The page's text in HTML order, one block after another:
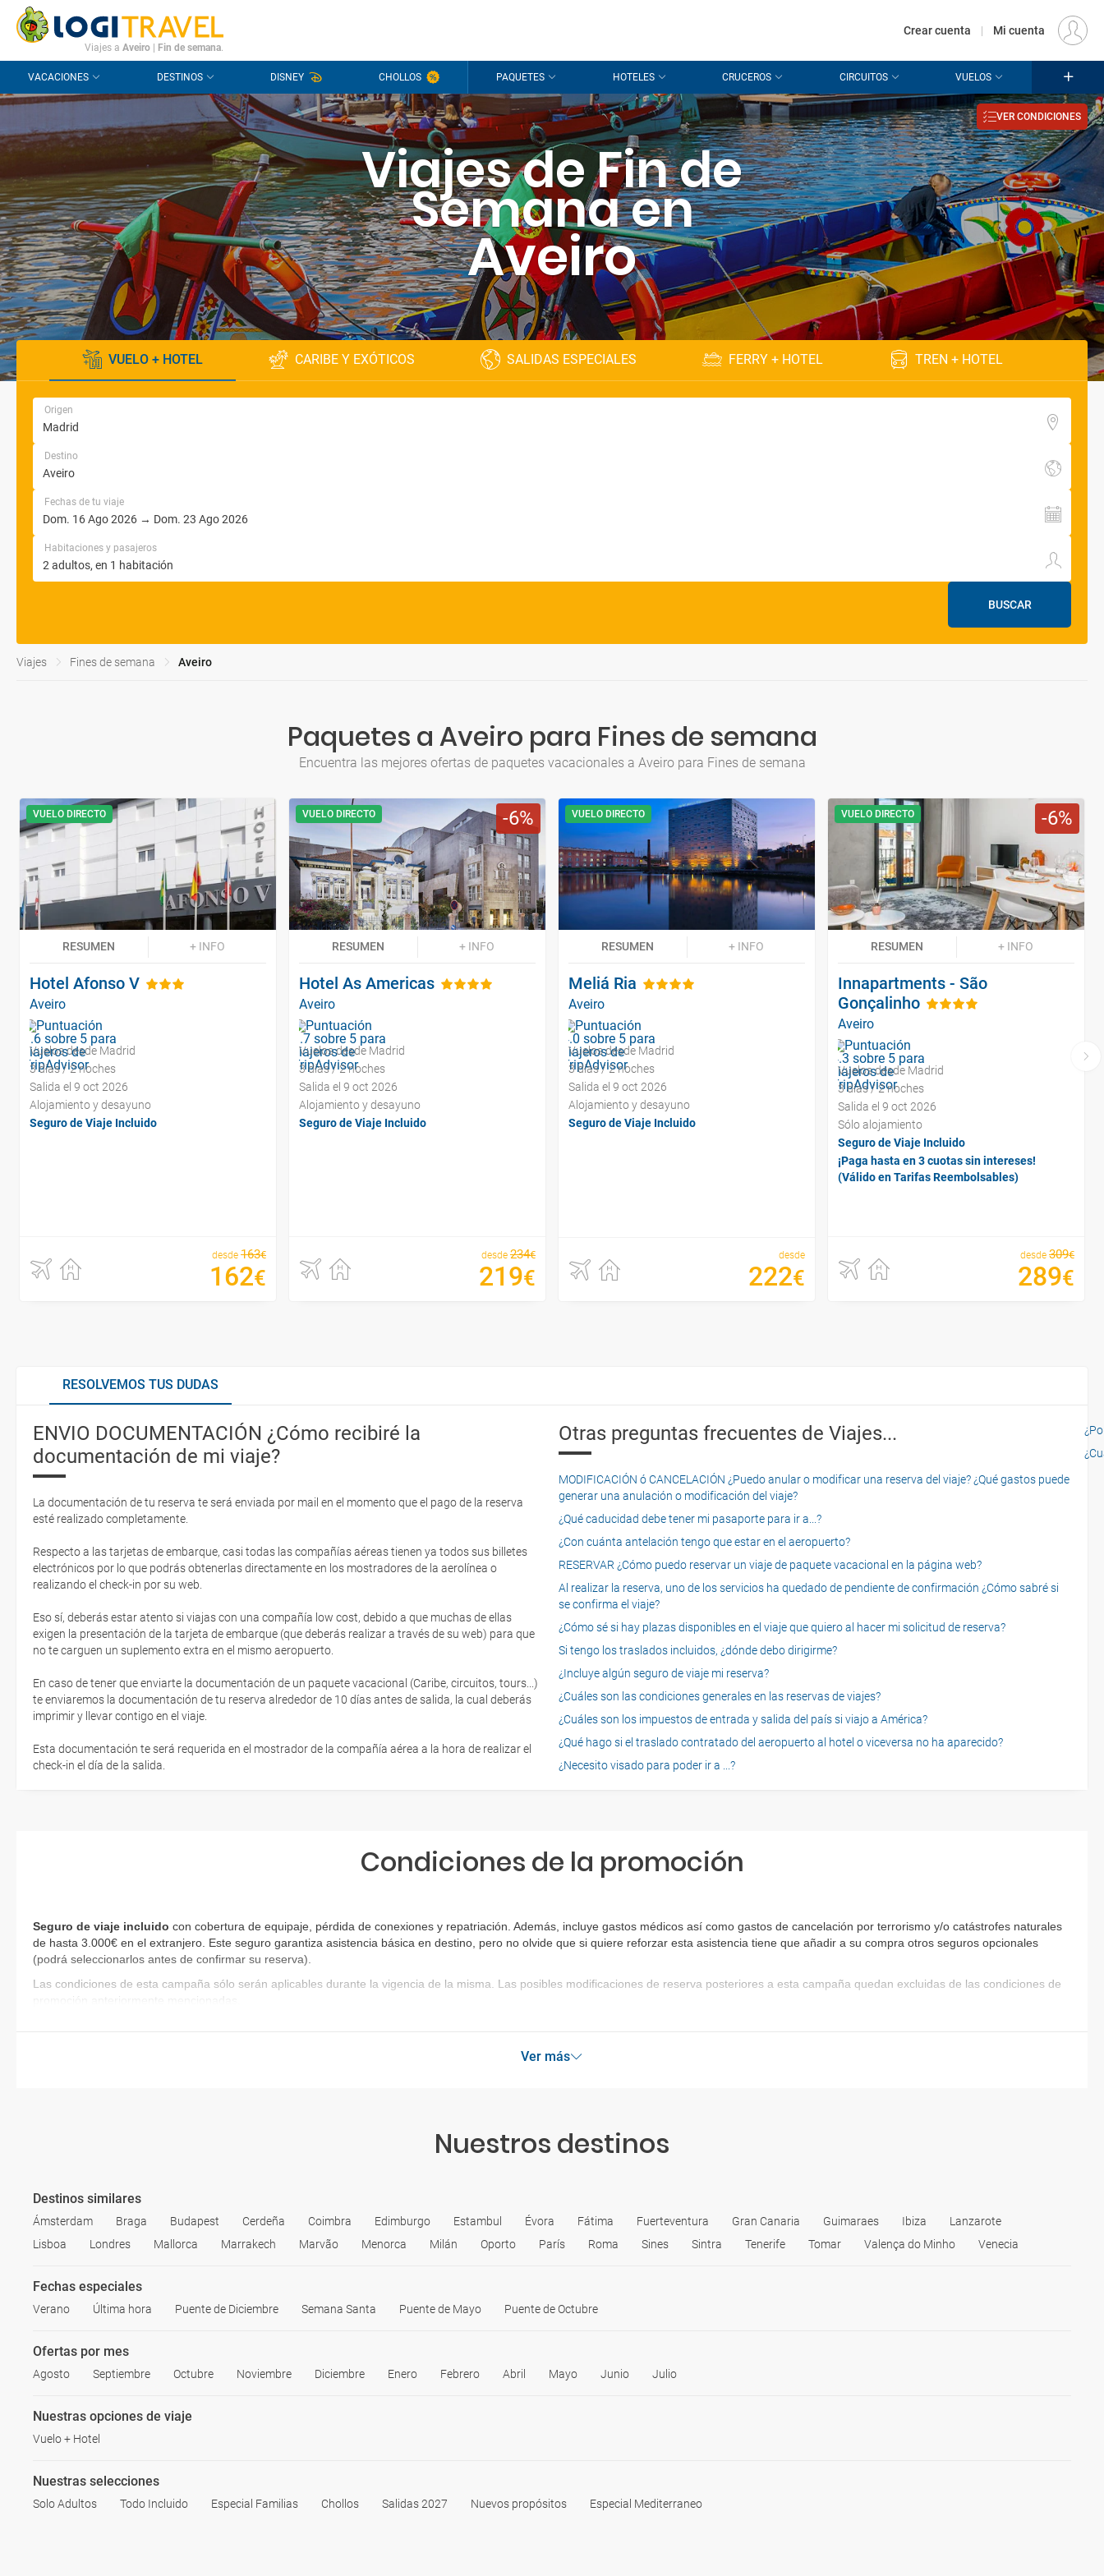
CONTACTO PREGUNTAS FRECUENTES EUR
Viajes a Aveiro| Fin de semana.
Crear cuenta | Mi cuenta
VACACIONES DESTINOS DISNEY CHOLLOS PAQUETES HOTELES CRUCEROS CIRCUITOS VUELOS
Viajes de Fin de
Semana en
Aveiro
VER CONDICIONES
VUELO + HOTEL CARIBE Y EXÓTICOS SALIDAS ESPECIALES FERRY + HOTEL TREN + HOTEL
Origen
Destino
Fechas de tu viaje
Habitaciones y pasajeros
BUSCAR
Viajes Fines de semana Aveiro
Paquetes a Aveiro para Fines de semana
Encuentra las mejores ofertas de paquetes vacacionales a Aveiro para Fines de semana
VUELO DIRECTO
RESUMEN + INFO
Hotel Afonso V
Aveiro
Vuelos desde Madrid
3 días / 2 noches
Salida el 9 oct 2026
Alojamiento y desayuno
Seguro de Viaje Incluido
desde 163€
162€
6
VUELO DIRECTO
RESUMEN + INFO
Hotel As Americas
Aveiro
Vuelos desde Madrid
3 días / 2 noches
Salida el 9 oct 2026
Alojamiento y desayuno
Seguro de Viaje Incluido
desde 234€
219€
VUELO DIRECTO
RESUMEN + INFO
Meliá Ria
Aveiro
Vuelos desde Madrid
3 días / 2 noches
Salida el 9 oct 2026
Alojamiento y desayuno
Seguro de Viaje Incluido
desde
222€
6
VUELO DIRECTO
RESUMEN + INFO
Innapartments - São
Gonçalinho
Aveiro
Vuelos desde Madrid
3 días / 2 noches
Salida el 9 oct 2026
Sólo alojamiento
Seguro de Viaje Incluido
¡Paga hasta en 3 cuotas sin intereses!
(Válido en Tarifas Reembolsables)
desde 309€
289€
RESOLVEMOS TUS DUDAS
ENVIO DOCUMENTACIÓN ¿Cómo recibiré la
documentación de mi viaje?
La documentación de tu reserva te será enviada por mail en el momento que el pago de la reserva
esté realizado completamente.
Respecto a las tarjetas de embarque, casi todas las compañías aéreas tienen ya todos sus billetes
electrónicos por lo que podrás obtenerlas directamente en los mostradores de la aerolínea o
realizando el check-in por su web.
Eso sí, deberás estar atento si viajas con una compañía low cost, debido a que muchas de ellas
exigen la presentación de la tarjeta de embarque (que deberás realizar a través de su web) para que
no te carguen un suplemento extra en el mismo aeropuerto.
En caso de tener que enviarte la documentación de un paquete vacacional (Caribe, circuitos, tours...)
te enviaremos la documentación de tu reserva alrededor de 10 días antes de salida, la cual deberás
imprimir y llevar contigo en el viaje.
Esta documentación te será requerida en el mostrador de la compañía aérea a la hora de realizar el
check-in el día de la salida.
Otras preguntas frecuentes de Viajes...
MODIFICACIÓN ó CANCELACIÓN ¿Puedo anular o modificar una reserva del viaje? ¿Qué gastos puede
generar una anulación o modificación del viaje?
¿Qué caducidad debe tener mi pasaporte para ir a...?
¿Con cuánta antelación tengo que estar en el aeropuerto?
RESERVAR ¿Cómo puedo reservar un viaje de paquete vacacional en la página web?
Al realizar la reserva, uno de los servicios ha quedado de pendiente de confirmación ¿Cómo sabré si
se confirma el viaje?
¿Cómo sé si hay plazas disponibles en el viaje que quiero al hacer mi solicitud de reserva?
Si tengo los traslados incluidos, ¿dónde debo dirigirme?
¿Incluye algún seguro de viaje mi reserva?
¿Cuáles son las condiciones generales en las reservas de viajes?
¿Cuáles son los impuestos de entrada y salida del país si viajo a América?
¿Qué hago si el traslado contratado del aeropuerto al hotel o viceversa no ha aparecido?
¿Necesito visado para poder ir a ...?
Condiciones de la promoción
Seguro de viaje incluido con cobertura de equipaje, pérdida de conexiones y repatriación. Además, incluye gastos médicos así como gastos de cancelación por terrorismo y/o catástrofes naturales
de hasta 3.000€ en el extranjero. Este seguro garantiza asistencia básica en destino, pero no olvide que si quiere reforzar esta asistencia tiene que añadir a su compra otros seguros opcionales
(podrá seleccionarlos antes de confirmar su reserva)
Las condiciones de esta campaña sólo serán aplicables durante la vigencia de la misma. Las posibles modificaciones de reserva posteriores a esta campaña quedan excluidas de las condiciones de
promoción anteriormente mencionadas.
Ver más
Nuestros destinos
Destinos similares
Ámsterdam Braga Budapest Cerdeña Coimbra Edimburgo Estambul Évora Fátima Fuerteventura Gran Canaria Guimaraes Ibiza
Lanzarote
Lisboa
Londres Mallorca Marrakech Marvão Menorca Milán Oporto París Roma Sines Sintra Tenerife Tomar Valença do Minho Venecia
Fechas especiales
Verano Última hora Puente de Diciembre Semana Santa Puente de Mayo Puente de Octubre
Ofertas por mes
Agosto Septiembre Octubre Noviembre Diciembre Enero Febrero Abril Mayo Junio Julio
Nuestras opciones de viaje
Vuelo + Hotel
Nuestras selecciones
Solo Adultos Todo Incluido Especial Familias Chollos Salidas 2027 Nuevos propósitos Especial Mediterraneo